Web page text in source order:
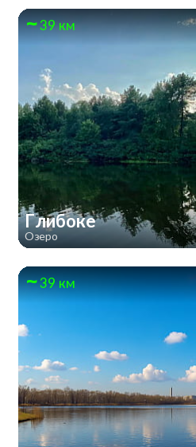
39 км
Глибоке
Озеро
39 км